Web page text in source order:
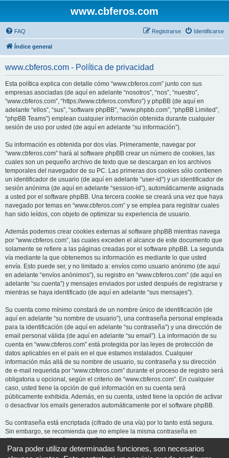
www.cbferos.com
FAQ Identificarse
Registrarse
Índice general
www.cbferos.com - Política de privacidad
Esta política explica con detalle cómo “www.cbferos.com” junto con sus
empresas asociadas (de aquí en adelante “nosotros”, “nos”, “nuestro”,
“www.cbferos.com”, “https://www.cbferos.com/foro”) y phpBB (de aquí en
adelante “ellos”, “sus”, “software phpBB”, “www.phpbb.com”, “phpBB Limited”,
“phpBB Teams”) emplean cualquier información obtenida durante cualquier
sesión de uso por usted (de aquí en adelante “su información”).
Su información es obtenida por dos vías. Primeramente, navegar por
“www.cbferos.com” hará al software phpBB crear un número de cookies, las
cuales son un pequeño archivo de texto que se descargan en los archivos
temporales del navegador de su PC. Las primeras dos cookies sólo contienen
un identificador de usuario (de aquí en adelante “user-id”) y un identificador de
sesión anónima (de aquí en adelante “session-id”), automáticamente asignada
a usted por el software phpBB. Una tercera cookie se creará una vez que haya
navegado por temas en “www.cbferos.com” y se emplea para registrar cuales
han sido leídos, con objeto de optimizar su experiencia de usuario.
Además podemos crear cookies externas al software phpBB mientras navega
por “www.cbferos.com”, las cuales exceden el alcance de este documento que
solamente se refiere a las páginas creadas por el software phpBB. La segunda
vía mediante la que obtenemos su información es mediante lo que usted
envía. Esto puede ser, y no limitado a: envíos como usuario anónimo (de aquí
en adelante “envíos anónimos”), su registro en “www.cbferos.com” (de aquí en
adelante “su cuenta”) y mensajes enviados por usted después de registrarse y
mientras se haya identificado (de aquí en adelante “sus mensajes”).
Su cuenta como mínimo constará de un nombre único de identificación (de
aquí en adelante “su nombre de usuario”), una contraseña personal empleada
para la identificación (de aquí en adelante “su contraseña”) y una dirección de
email personal válida (de aquí en adelante “su email”). La información de su
cuenta en “www.cbferos.com” está protegida por las leyes de protección de
datos aplicables en el país en el que estamos instalados. Cualquier
información más allá de su nombre de usuario, su contraseña y su dirección
de e-mail requerida por “www.cbferos.com” durante el proceso de registro será
obligatoria u opcional, según el criterio de “www.cbferos.com”. En cualquier
caso, usted tiene la opción de qué información en su cuenta será
públicamente exhibida. Además, en su cuenta, usted tiene la opción de activar
o desactivar los emails generados automáticamente por el software phpBB.
Su contraseña está encriptada (cifrado de una vía) por lo tanto está segura.
Sin embargo, se recomienda que no emplee la misma contraseña en
diferentes websites. Su contraseña garantiza el acceso a su cuenta en
“www.cbferos.com”, por favor guárdela cuidadosamente y bajo ninguna
Para poder utilizar determinadas funciones, son necesarios